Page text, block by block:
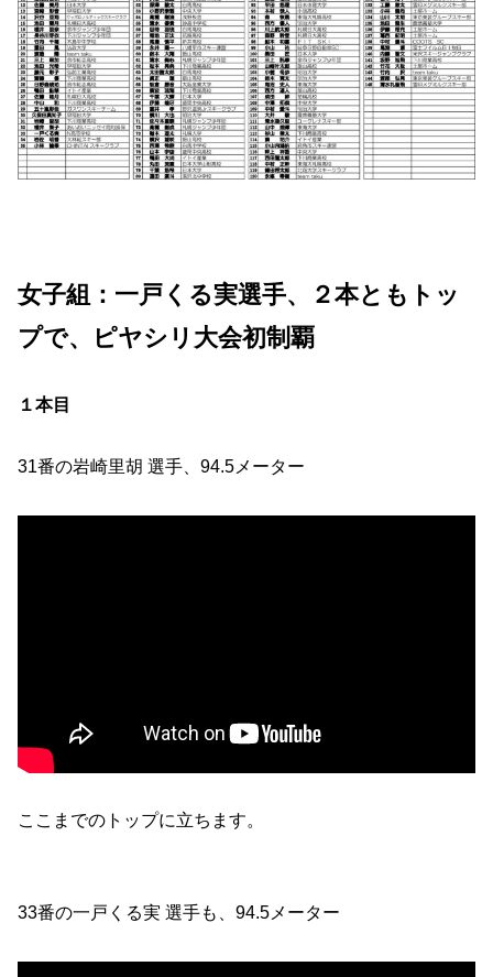
女子組：一戸くる実選手、２本ともトッ
プで、ピヤシリ大会初制覇
１本目
31番の岩崎里胡 選手、94.5メーター
ここまでのトップに立ちます。
33番の一戸くる実 選手も、94.5メーター